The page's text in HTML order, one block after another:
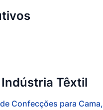
Têxtil
Confecções para Cama,